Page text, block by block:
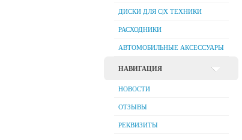
ДИСКИ ДЛЯ C|Х ТЕХНИКИ
РАСХОДНИКИ
АВТОМОБИЛЬНЫЕ АКСЕССУАРЫ
НАВИГАЦИЯ
НОВОСТИ
ОТЗЫВЫ
РЕКВИЗИТЫ